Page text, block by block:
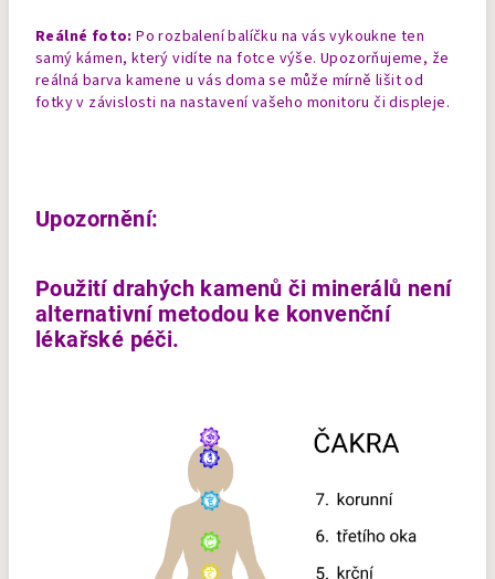
Reálné foto: Po rozbalení balíčku na vás vykoukne ten
samý kámen, který vidíte na fotce výše. Upozorňujeme, že
reálná barva kamene u vás doma se může mírně lišit od
fotky v závislosti na nastavení vašeho monitoru či displeje.
Upozornění:
Použití drahých kamenů či minerálů není
alternativní metodou ke konvenční
lékařské péči.